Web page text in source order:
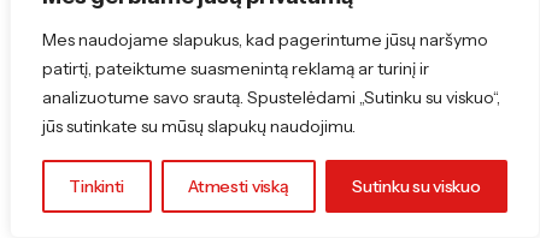
Mes naudojame slapukus, kad pagerintume jūsų naršymo
patirtį, pateiktume suasmenintą reklamą ar turinį ir
analizuotume savo srautą. Spustelėdami „Sutinku su viskuo“,
jūs sutinkate su mūsų slapukų naudojimu.
Tinkinti Atmesti viską Sutinku su viskuo
Pavasari ateik! #pavasaris #uzgavenes #blynai #pusryciai
#branchtime #pankcakes #sunday
A post shared by Nataša Balkūniene (@natasabalkuniene) on